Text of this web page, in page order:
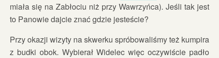
miała się na Zabłociu niż przy Wawrzyńca). Jeśli tak jest
to Panowie dajcie znać gdzie jesteście?
Przy okazji wizyty na skwerku spróbowaliśmy też kumpira
z budki obok. Wybierał Widelec więc oczywiście padło